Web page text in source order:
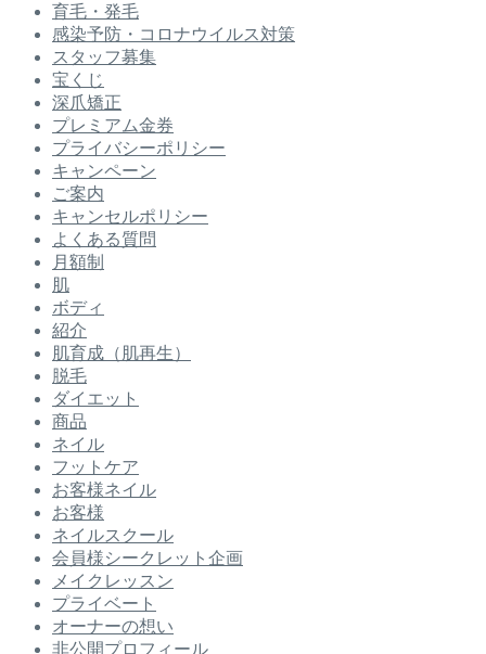
育毛・発毛
感染予防・コロナウイルス対策
スタッフ募集
宝くじ
深爪矯正
プレミアム金券
プライバシーポリシー
キャンペーン
ご案内
キャンセルポリシー
よくある質問
月額制
肌
ボディ
紹介
肌育成（肌再生）
脱毛
ダイエット
商品
ネイル
フットケア
お客様ネイル
お客様
ネイルスクール
会員様シークレット企画
メイクレッスン
プライベート
オーナーの想い
非公開プロフィール